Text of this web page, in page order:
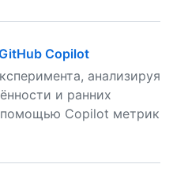
Copilot
анализируя
и ранних
помощью Copilot метрик